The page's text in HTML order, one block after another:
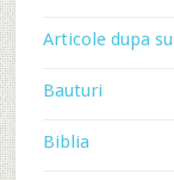
Articole dupa
Bauturi
Biblia